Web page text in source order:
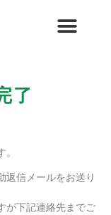
了
返信メールをお送り
が下記連絡先までご